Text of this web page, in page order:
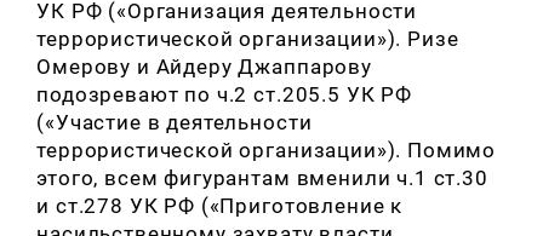
УК РФ («Организация деятельности
террористической организации»). Ризе
Омерову и Айдеру Джаппарову
подозревают по ч.2 ст.205.5 УК РФ
(«Участие в деятельности
террористической организации»). Помимо
этого, всем фигурантам вменили ч.1 ст.30
и ст.278 УК РФ («Приготовление к